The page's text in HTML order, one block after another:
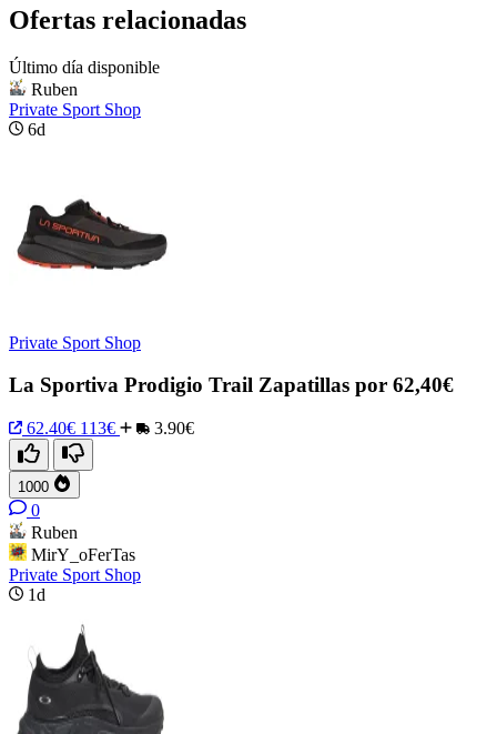
Ofertas relacionadas
Último día disponible
Ruben
Private Sport Shop
6d
Private Sport Shop
La Sportiva Prodigio Trail Zapatillas por 62,40€
62.40€ 113€ 3.90€
1000
0
Ruben
MirY_oFerTas
Private Sport Shop
1d